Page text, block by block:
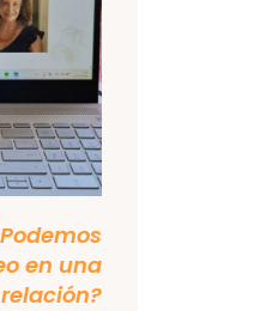
en una